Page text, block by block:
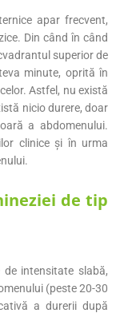
apar frecvent,
Din când în când
superior de
minute, oprită în
Astfel, nu există
nicio durere, doar
a abdomenului.
clinice și în urma
de tip
intensitate slabă,
(peste 20-30
a durerii după